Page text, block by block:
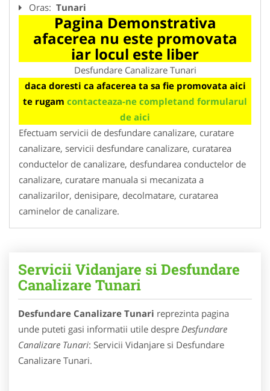
Oras: Tunari
Pagina Demonstrativa
afacerea nu este promovata
iar locul este liber
Desfundare Canalizare Tunari
daca doresti ca afacerea ta sa fie promovata aici
te rugam contacteaza-ne completand formularul
de aici
Efectuam servicii de desfundare canalizare, curatare
canalizare, servicii desfundare canalizare, curatarea
conductelor de canalizare, desfundarea conductelor de
canalizare, curatare manuala si mecanizata a
canalizarilor, denisipare, decolmatare, curatarea
caminelor de canalizare.
Servicii Vidanjare si Desfundare
Canalizare Tunari
Desfundare Canalizare Tunari reprezinta pagina
unde puteti gasi informatii utile despre Desfundare
Canalizare Tunari: Servicii Vidanjare si Desfundare
Canalizare Tunari.